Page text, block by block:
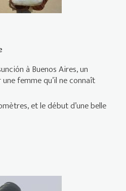
à Buenos Aires, un
femme qu’il ne connaît
et le début d’une belle